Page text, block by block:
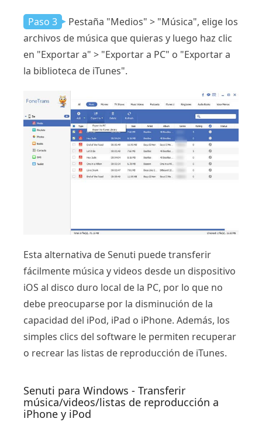
Paso 3
Pestaña "Medios" > "Música", elige los
archivos de música que quieras y luego haz clic
en "Exportar a" > "Exportar a PC" o "Exportar a
la biblioteca de iTunes".
Esta alternativa de Senuti puede transferir
fácilmente música y videos desde un dispositivo
iOS al disco duro local de la PC, por lo que no
debe preocuparse por la disminución de la
capacidad del iPod, iPad o iPhone. Además, los
simples clics del software le permiten recuperar
o recrear las listas de reproducción de iTunes.
Senuti para Windows - Transferir
música/videos/listas de reproducción a
iPhone y iPod